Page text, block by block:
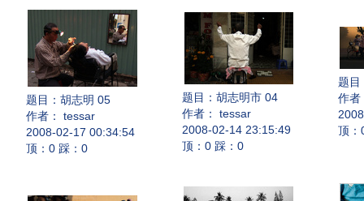
题目： 胡志明 05
作者： tessar
2008-02-17 00:34:54
顶：0 踩：0
题目： 胡志明市 04
作者： tessar
2008-02-14 23:15:49
顶：0 踩：0
题目
作者
顶：